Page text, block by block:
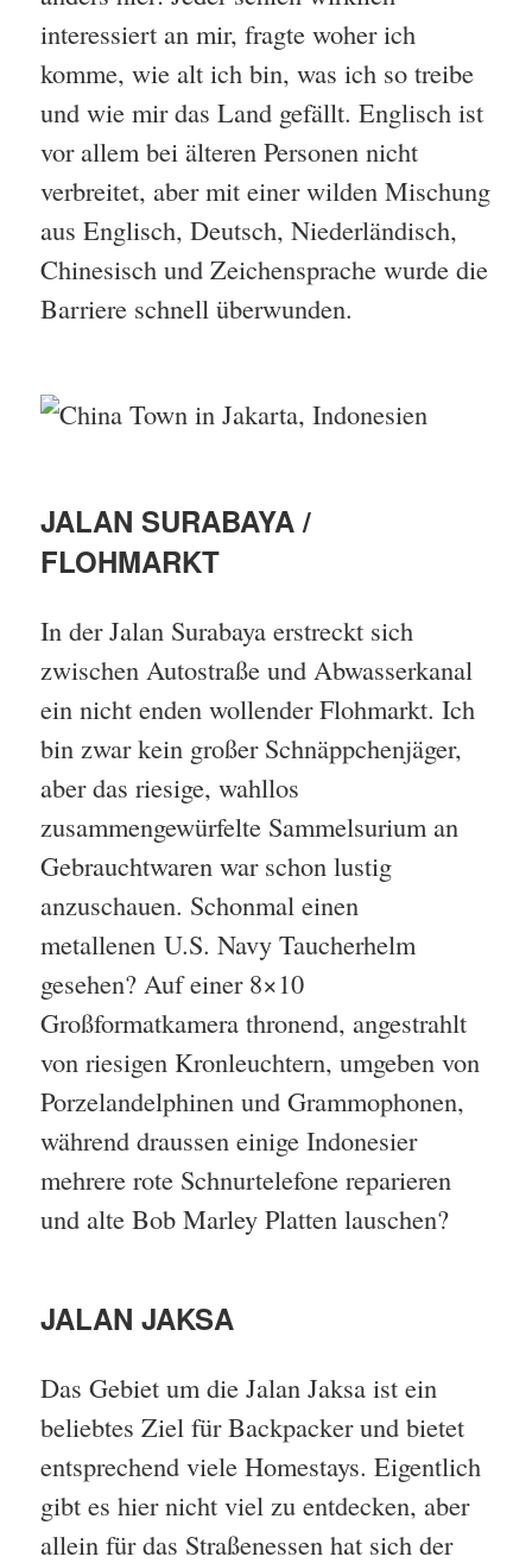
interessiert an mir, fragte woher ich
komme, wie alt ich bin, was ich so treibe
und wie mir das Land gefällt. Englisch ist
vor allem bei älteren Personen nicht
verbreitet, aber mit einer wilden Mischung
aus Englisch, Deutsch, Niederländisch,
Chinesisch und Zeichensprache wurde die
Barriere schnell überwunden.
JALAN SURABAYA /
FLOHMARKT
In der Jalan Surabaya erstreckt sich
zwischen Autostraße und Abwasserkanal
ein nicht enden wollender Flohmarkt. Ich
bin zwar kein großer Schnäppchenjäger,
aber das riesige, wahllos
zusammengewürfelte Sammelsurium an
Gebrauchtwaren war schon lustig
anzuschauen. Schonmal einen
metallenen U.S. Navy Taucherhelm
gesehen? Auf einer 8×10
Großformatkamera thronend, angestrahlt
von riesigen Kronleuchtern, umgeben von
Porzelandelphinen und Grammophonen,
während draussen einige Indonesier
mehrere rote Schnurtelefone reparieren
und alte Bob Marley Platten lauschen?
JALAN JAKSA
Das Gebiet um die Jalan Jaksa ist ein
beliebtes Ziel für Backpacker und bietet
entsprechend viele Homestays. Eigentlich
gibt es hier nicht viel zu entdecken, aber
allein für das Straßenessen hat sich der